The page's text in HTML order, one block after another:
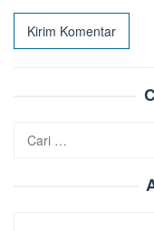
Cari
untuk: